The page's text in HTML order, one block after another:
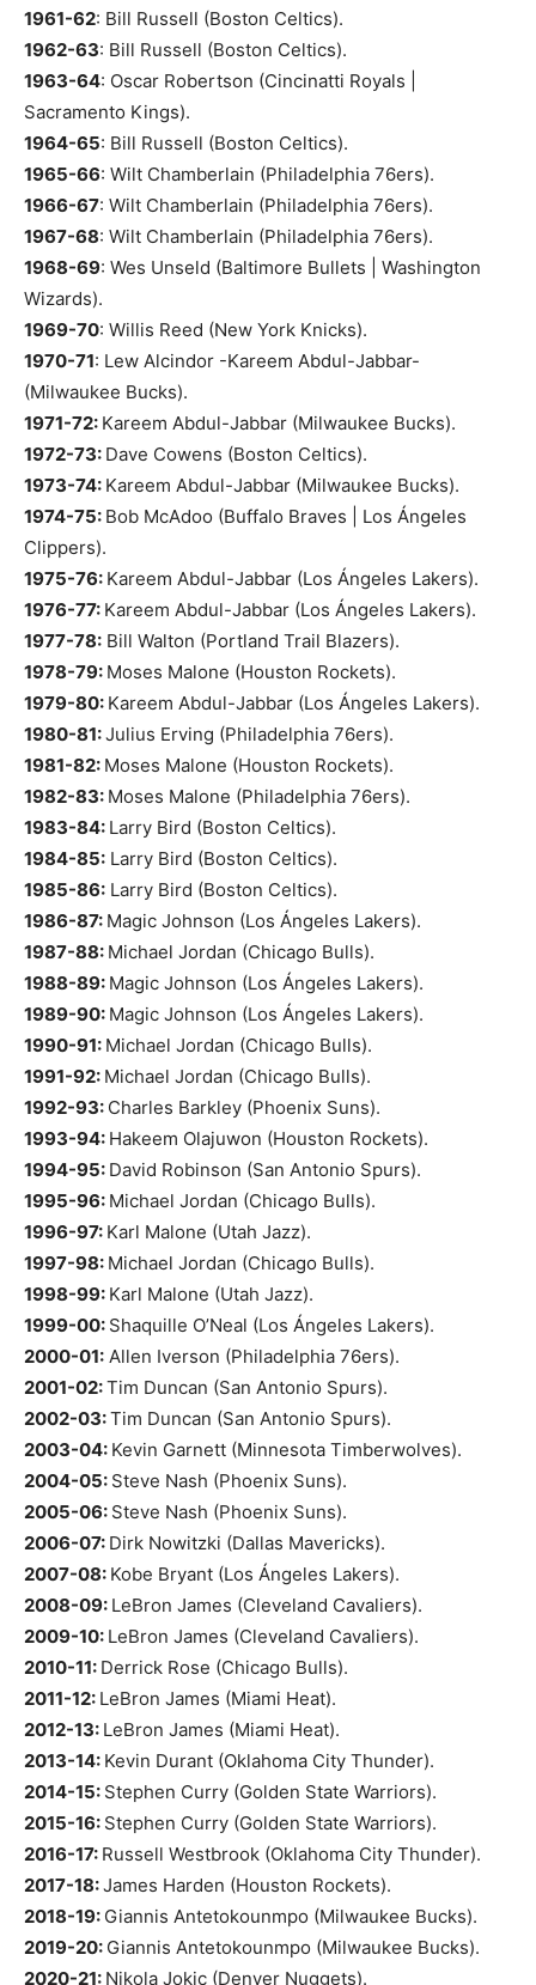
1961-62: Bill Russell (Boston Celtics).
1962-63: Bill Russell (Boston Celtics).
1963-64: Oscar Robertson (Cincinatti Royals |
Sacramento Kings).
1964-65: Bill Russell (Boston Celtics).
1965-66: Wilt Chamberlain (Philadelphia 76ers).
1966-67: Wilt Chamberlain (Philadelphia 76ers).
1967-68: Wilt Chamberlain (Philadelphia 76ers).
1968-69: Wes Unseld (Baltimore Bullets | Washington
Wizards).
1969-70: Willis Reed (New York Knicks).
1970-71: Lew Alcindor -Kareem Abdul-Jabbar-
(Milwaukee Bucks).
1971-72: Kareem Abdul-Jabbar (Milwaukee Bucks).
1972-73: Dave Cowens (Boston Celtics).
1973-74: Kareem Abdul-Jabbar (Milwaukee Bucks).
1974-75: Bob McAdoo (Buffalo Braves | Los Ángeles
Clippers).
1975-76: Kareem Abdul-Jabbar (Los Ángeles Lakers).
1976-77: Kareem Abdul-Jabbar (Los Ángeles Lakers).
1977-78: Bill Walton (Portland Trail Blazers).
1978-79: Moses Malone (Houston Rockets).
1979-80: Kareem Abdul-Jabbar (Los Ángeles Lakers).
1980-81:Julius Erving (Philadelphia 76ers).
1981-82: Moses Malone (Houston Rockets).
1982-83: Moses Malone (Philadelphia 76ers).
1983-84: Larry Bird (Boston Celtics).
1984-85: Larry Bird (Boston Celtics).
1985-86: Larry Bird (Boston Celtics).
1986-87: Magic Johnson (Los Ángeles Lakers).
1987-88: Michael Jordan (Chicago Bulls).
1988-89: Magic Johnson (Los Ángeles Lakers).
1989-90: Magic Johnson (Los Ángeles Lakers).
1990-91: Michael Jordan (Chicago Bulls).
1991-92: Michael Jordan (Chicago Bulls).
1992-93: Charles Barkley (Phoenix Suns).
1993-94: Hakeem Olajuwon (Houston Rockets).
1994-95: David Robinson (San Antonio Spurs).
1995-96: Michael Jordan (Chicago Bulls).
1996-97: Karl Malone (Utah Jazz).
1997-98: Michael Jordan (Chicago Bulls).
1998-99: Karl Malone (Utah Jazz).
1999-00: Shaquille O’Neal (Los Ángeles Lakers).
2000-01: Allen Iverson (Philadelphia 76ers).
2001-02:Tim Duncan (San Antonio Spurs).
2002-03:Tim Duncan (San Antonio Spurs).
2003-04: Kevin Garnett (Minnesota Timberwolves).
2004-05: Steve Nash (Phoenix Suns).
2005-06: Steve Nash (Phoenix Suns).
2006-07: Dirk Nowitzki (Dallas Mavericks).
2007-08: Kobe Bryant (Los Ángeles Lakers).
2008-09: LeBron James (Cleveland Cavaliers).
2009-10: LeBron James (Cleveland Cavaliers).
2010-11: Derrick Rose (Chicago Bulls).
2011-12: LeBron James (Miami Heat).
2012-13: LeBron James (Miami Heat).
2013-14: Kevin Durant (Oklahoma City Thunder).
2014-15: Stephen Curry (Golden State Warriors).
2015-16: Stephen Curry (Golden State Warriors).
2016-17: Russell Westbrook (Oklahoma City Thunder).
2017-18:James Harden (Houston Rockets).
2018-19: Giannis Antetokounmpo (Milwaukee Bucks).
2019-20: Giannis Antetokounmpo (Milwaukee Bucks).
2020-21: Nikola Jokic (Denver Nuggets).